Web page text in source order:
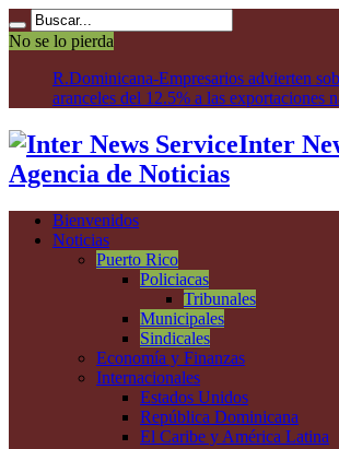
No se lo pierda
R.
Agencia de Noticias
Noticias
Puerto Rico
Policiacas
Tribunales
Municipales
Sindicales
Economía y Finanzas
Internacionales
Estados Unidos
República Dominicana
El Caribe y América Latina
Espectáculos y Cultura